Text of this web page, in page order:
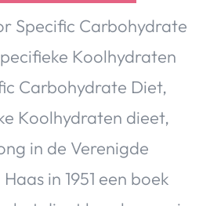
5 van Valerie
& Beauty
Huis & Tuin
& Media
Over Valerie
De Top 5
Specific Carbohydrate
Koolhydraten
Carbohydrate Diet,
Koolhydraten dieet,
in de Verenigde
in 1951 een boek